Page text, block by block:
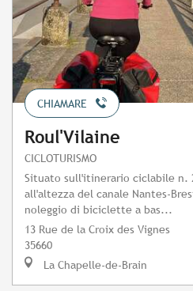
CHIAMARE
Roul'Vilaine
CICLOTURISMO
Situato sull'itinerario ciclabile n.
all'altezza del canale Nantes-
noleggio di biciclette a bas...
13 Rue de la Croix des Vignes
35660
La Chapelle-de-Brain